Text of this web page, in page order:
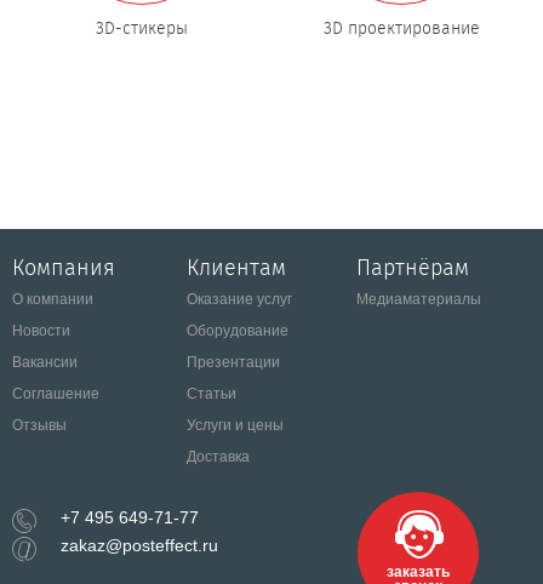
3D-стикеры 3D проектирование
Компания
О компании
Новости
Вакансии
Соглашение
Отзывы
Клиентам
Оказание услуг
Оборудование
Презентации
Статьи
Услуги и цены
Доставка
Партнёрам
Медиаматериалы
+7 495 649-71-77
zakaz@posteffect.ru
заказать